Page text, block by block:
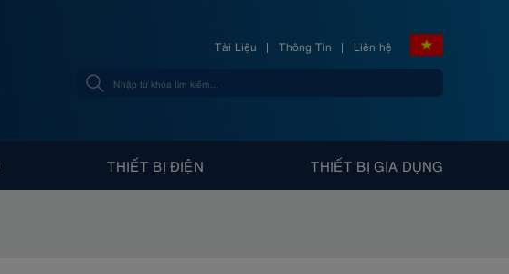
Tài Liệu Thông Tin Liên hệ
THIẾT BỊ ĐIỆN THIẾT BỊ GIA DỤNG